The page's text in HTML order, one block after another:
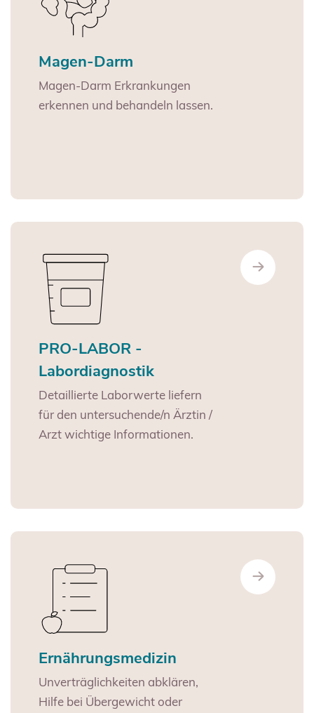
Magen-Darm
Magen-Darm Erkrankungen
erkennen und behandeln lassen.
PRO-LABOR -
Labordiagnostik
Detaillierte Laborwerte liefern
für den untersuchende/n Ärztin /
Arzt wichtige Informationen.
Ernährungsmedizin
Unverträglichkeiten abklären,
Hilfe bei Übergewicht oder